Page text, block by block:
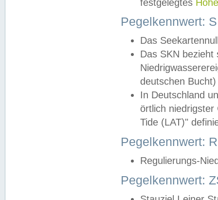
festgelegtes
Pegelkennwert:
Das
Das SKN
deutschen
In Deutschland
örtlich
Tide (LAT)"
Pegelkennwert:
Regulierungs-
Pegelkennwert: